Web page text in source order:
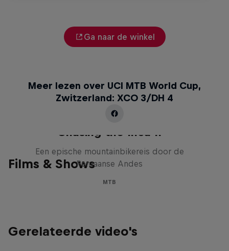
Ga naar de winkel
Meer lezen over UCI MTB World Cup,
Zwitzerland: XCO 3/DH 4
Films & Shows
Chasing the Inca II
Een epische mountainbikereis door de
Peruaanse Andes
MTB
Gerelateerde video's